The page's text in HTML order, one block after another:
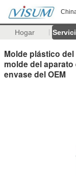
Hogar
Molde plástico
molde del
envase del OEM